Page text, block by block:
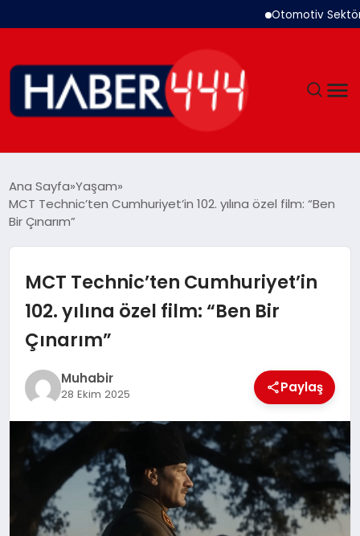
Otomotiv Sektörü
SIYASET
SPOR
TEKNOLOJI
MAGAZIN
EGITIM
YAŞAM
Ana Sayfa Yaşam
MCT Technic’ten Cumhuriyet’in 102. yılına özel film: “Ben
Bir Çınarım”
MCT Technic’ten Cumhuriyet’in
102. yılına özel film: “Ben Bir
Çınarım”
Muhabir
28 Ekim 2025 Paylaş